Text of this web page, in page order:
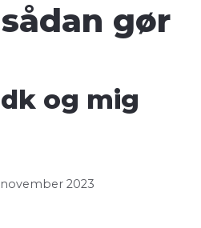
gør
og mig
2023